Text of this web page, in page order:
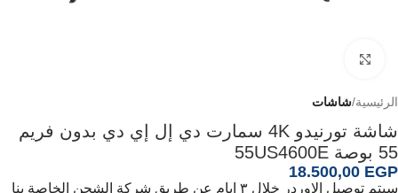
الرئيسية شاشات
شاشة تورنيدو 4K سمارت دي إل إي دي بدون فريم
55 بوصة 55US4600E
18.500,00 EGP
سيتم توصيل الاوردر خلال ٣ ايام عن طريق شركة الشحن الخاصة بنا